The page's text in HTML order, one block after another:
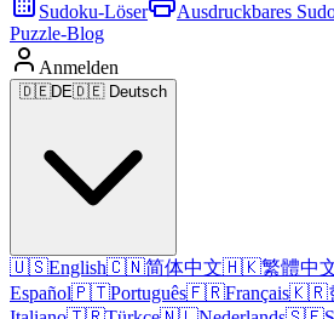
Sudoku-Löser Ausdruckbares
Puzzle-Blog
Anmelden
🇩🇪DE🇩🇪 Deutsch
🇺🇸English🇨🇳简体中文🇭🇰繁體中
Español🇵🇹Português🇫🇷Français🇰🇷